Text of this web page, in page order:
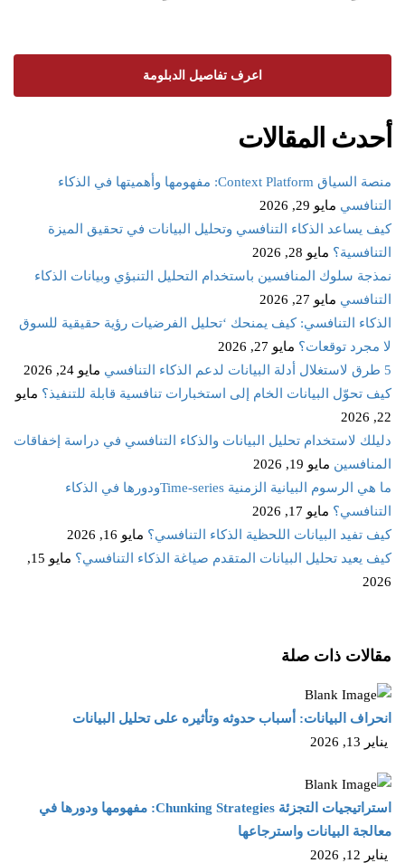
اعرف تفاصيل الدبلومة
أحدث المقالات
منصة السياق Context Platform: مفهومها وأهميتها في الذكاء
التنافسي مايو 29, 2026
كيف يساعد الذكاء التنافسي وتحليل البيانات في تحقيق الميزة
التنافسية؟ مايو 28, 2026
نمذجة سلوك المنافسين باستخدام التحليل التنبؤي وبيانات الذكاء
التنافسي مايو 27, 2026
الذكاء التنافسي: كيف يمنحك ‘تحليل الفرضيات رؤية حقيقية للسوق
لا مجرد توقعات؟ مايو 27, 2026
5 طرق لاستغلال أدلة البيانات لدعم الذكاء التنافسي
مايو 24, 2026
كيف تحوّل البيانات الخام إلى استخبارات تنافسية قابلة للتنفيذ؟ مايو
22, 2026
دليلك لاستخدام تحليل البيانات والذكاء التنافسي في دراسة إخفاقات
المنافسين مايو 19, 2026
ما هي الرسوم البيانية الزمنية Time‑seriesودورها في الذكاء
التنافسي؟ مايو 17, 2026
كيف تفيد البيانات اللحظية الذكاء التنافسي؟ مايو 16, 2026
كيف يعيد تحليل البيانات المتقدم صياغة الذكاء التنافسي؟
مايو 15,
2026
مقالات ذات صلة
انحراف البيانات: أسباب حدوثه وتأثيره على تحليل البيانات
يناير 13, 2026
استراتيجيات التجزئة Chunking Strategies: مفهومها ودورها في
معالجة البيانات واسترجاعها
يناير 12, 2026